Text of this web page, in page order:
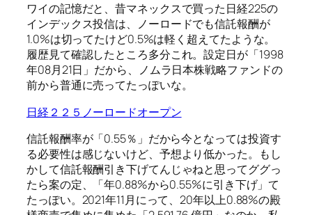
ワイの記憶だと、昔マネックスで買った日経225の
インデックス投信は、ノーロードでも信託報酬が
1.0%は切ってたけど0.5%は軽く超えてたような。
履歴見て確認したところ多分これ。設定日が「1998
年08月21日」だから、ノムラ日本株戦略ファンドの
前から普通に売ってたっぽいな。
日経２２５ノーロードオープン
信託報酬率が「0.55％」だから今となっては投資す
る必要性は感じないけど、予想より低かった。もし
かして信託報酬引き下げてんじゃねと思ってググっ
たら案の定、「年0.88%から0.55%に引き下げ」て
たっぽい。2021年11月にって、20年以上0.88%の殿